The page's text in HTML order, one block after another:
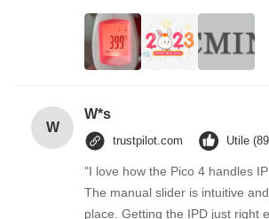
W
W*s
trustpilot.com Utile
"I love how the Pico 4 handles
The manual slider is intuitive
place. Getting the IPD just right